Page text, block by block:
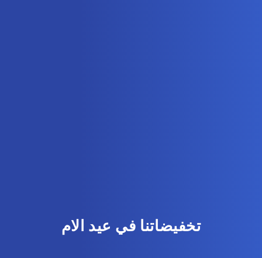
تخفيضاتنا في عيد الام